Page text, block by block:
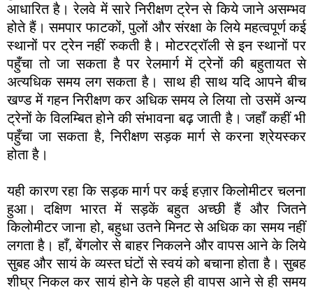
आधारित है। रेलवे में सारे निरीक्षण ट्रेन से किये जाने असम्भव
होते हैं। समपार फाटकों, पुलों और संरक्षा के लिये महत्वपूर्ण कई
स्थानों पर ट्रेन नहीं रुकती है। मोटरट्रॉली से इन स्थानों पर
पहुँचा तो जा सकता है पर रेलमार्ग में ट्रेनों की बहुतायत से
अत्यधिक समय लग सकता है। साथ ही साथ यदि आपने बीच
खण्ड में गहन निरीक्षण कर अधिक समय ले लिया तो उसमें अन्य
ट्रेनों के विलम्बित होने की संभावना बढ़ जाती है। जहाँ कहीं भी
पहुँचा जा सकता है, निरीक्षण सड़क मार्ग से करना श्रेयस्कर
होता है।
यही कारण रहा कि सड़क मार्ग पर कई हज़ार किलोमीटर चलना
हुआ। दक्षिण भारत में सड़कें बहुत अच्छी हैं और जितने
किलोमीटर जाना हो, बहुधा उतने मिनट से अधिक का समय नहीं
लगता है। हाँ, बेंगलोर से बाहर निकलने और वापस आने के लिये
सुबह और सायं के व्यस्त घंटों से स्वयं को बचाना होता है। सुबह
शीघ्र निकल कर सायं होने के पहले ही वापस आने से ही समय